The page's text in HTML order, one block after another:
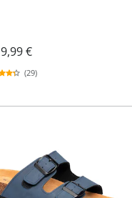
9,99 €
(29)